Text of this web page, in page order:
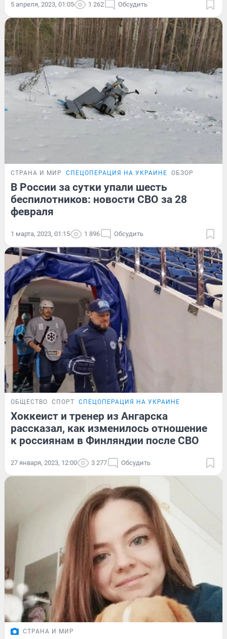
5 апреля, 2023, 01:05 1 262 Обсудить
СТРАНА И МИР СПЕЦОПЕРАЦИЯ НА УКРАИНЕ ОБЗОР
В России за сутки упали шесть
беспилотников: новости СВО за 28
февраля
1 марта, 2023, 01:15 1 896 Обсудить
ОБЩЕСТВО СПОРТ СПЕЦОПЕРАЦИЯ НА УКРАИНЕ
Хоккеист и тренер из Ангарска
рассказал, как изменилось отношение
к россиянам в Финляндии после СВО
27 января, 2023, 12:00 3 277 Обсудить
СТРАНА И МИР